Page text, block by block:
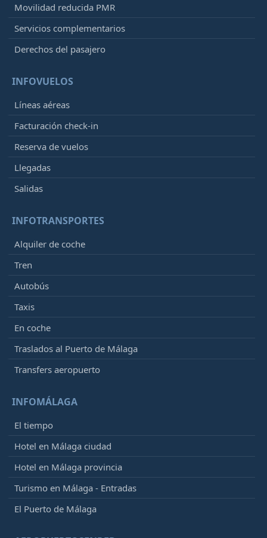
Movilidad reducida PMR
Servicios complementarios
Derechos del pasajero
INFOVUELOS
Líneas aéreas
Facturación check-in
Reserva de vuelos
Llegadas
Salidas
INFOTRANSPORTES
Alquiler de coche
Tren
Autobús
Taxis
En coche
Traslados al Puerto de Málaga
Transfers aeropuerto
INFOMÁLAGA
El tiempo
Hotel en Málaga ciudad
Hotel en Málaga provincia
Turismo en Málaga - Entradas
El Puerto de Málaga